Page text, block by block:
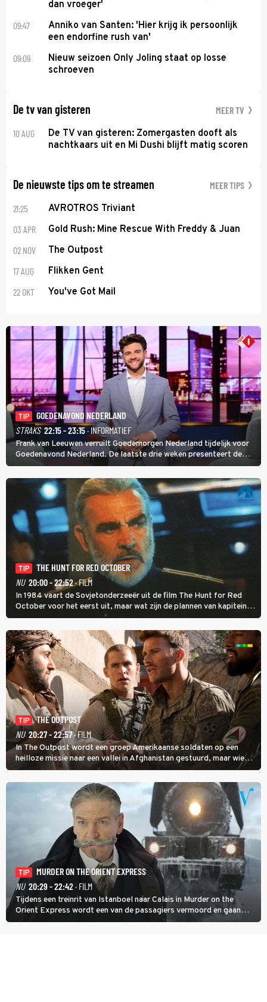
dan vroeger'
09:47
Anniko van Santen: 'Hier krijg ik persoonlijk
een endorfine rush van'
09:09
Nieuw seizoen Only Joling staat op losse
schroeven
De tv van gisteren MEER TV
10 AUG
De TV van gisteren: Zomergasten dooft als
nachtkaars uit en Mi Dushi blijft matig scoren
De nieuwste tips om te streamen MEER TIPS
21:25 AVROTROS Triviant
03 APR Gold Rush: Mine Rescue With Freddy & Juan
02 NOV The Outpost
17 AUG Flikken Gent
22 OKT You've Got Mail
TIP
GOEDENAVOND NEDERLAND
STRAKS 22:15 - 23:15· INFORMATIEF
Frank van Leeuwen verruilt Goedemorgen Nederland tijdelijk voor
Goedenavond Nederland. De laatste drie weken presenteert de
journalist en De Slimste Mens-winnaar deze avondtalkshow om en
om met Sam Hagens, die er al vanaf het begin bij is.
TIP
THE HUNT FOR RED OCTOBER
NU 20:00 - 22:52· FILM
In 1984 vaart de Sovjetonderzeeër uit de film The Hunt for Red
October voor het eerst uit, maar wat zijn de plannen van kapitein
Marko Ramius?
TIP
THE OUTPOST
NU 20:27 - 22:57· FILM
In The Outpost wordt een groep Amerikaanse soldaten op een
heilloze missie naar een vallei in Afghanistan gestuurd, maar wie
overleeft daar een aanval?
TIP
MURDER ON THE ORIENT EXPRESS
NU 20:29 - 22:42· FILM
Tijdens een treinrit van Istanboel naar Calais in Murder on the
Orient Express wordt een van de passagiers vermoord en gaan
detective Hercule Poirot en zijn snor uitzoeken wie van de andere